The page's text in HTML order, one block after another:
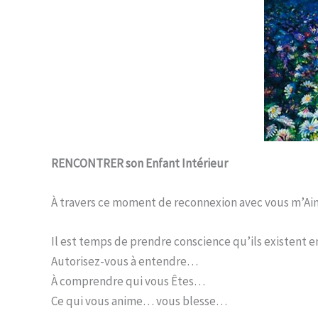
RENCONTRER son Enfant Intérieur
À travers ce moment de reconnexion avec vous
Il est temps de prendre conscience qu’ils existent
Autorisez-vous à entendre…
À comprendre qui vous Êtes…
Ce qui vous anime… vous blesse…